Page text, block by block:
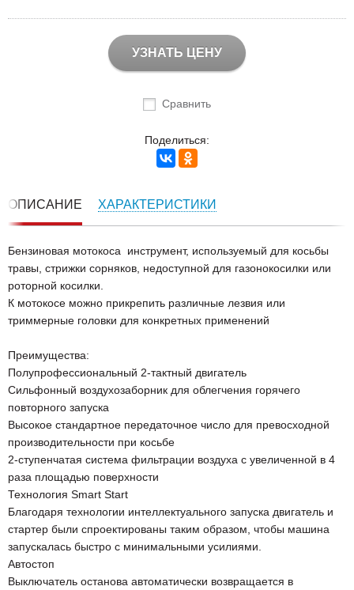
УЗНАТЬ ЦЕНУ
Сравнить
Поделиться:
ОПИСАНИЕ ХАРАКТЕРИСТИКИ
Бензиновая мотокоса инструмент, используемый для косьбы
травы, стрижки сорняков, недоступной для газонокосилки или
роторной косилки.
К мотокосе можно прикрепить различные лезвия или
триммерные головки для конкретных применений
Преимущества:
Полупрофессиональный 2-тактный двигатель
Сильфонный воздухозаборник для облегчения горячего
повторного запуска
Высокое стандартное передаточное число для превосходной
производительности при косьбе
2-ступенчатая система фильтрации воздуха с увеличенной в 4
раза площадью поверхности
Технология Smart Start
Благодаря технологии интеллектуального запуска двигатель и
стартер были спроектированы таким образом, чтобы машина
запускалась быстро с минимальными усилиями.
Автостоп
Выключатель останова автоматически возвращается в